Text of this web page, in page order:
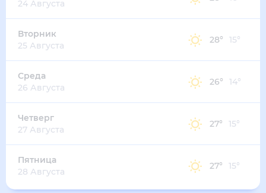
24 Августа
Вторник
25 Августа
28° 15°
Среда
26 Августа
26° 14°
Четверг
27 Августа
27° 15°
Пятница
28 Августа
27° 15°